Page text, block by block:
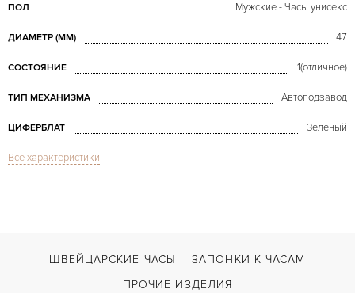
ПОЛ Мужские - Часы унисекс
ДИАМЕТР (MM) 47
СОСТОЯНИЕ 1(отличное)
ТИП МЕХАНИЗМА Автоподзавод
ЦИФЕРБЛАТ Зелёный
СТЕКЛО
Все характеристики
ШВЕЙЦАРСКИЕ ЧАСЫ
ЗАПОНКИ К ЧАСАМ
ПРОЧИЕ ИЗДЕЛИЯ